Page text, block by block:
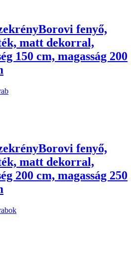
Borovi fenyő,
matt dekorral,
150 cm, magasság 200
Borovi fenyő,
matt dekorral,
200 cm, magasság 250